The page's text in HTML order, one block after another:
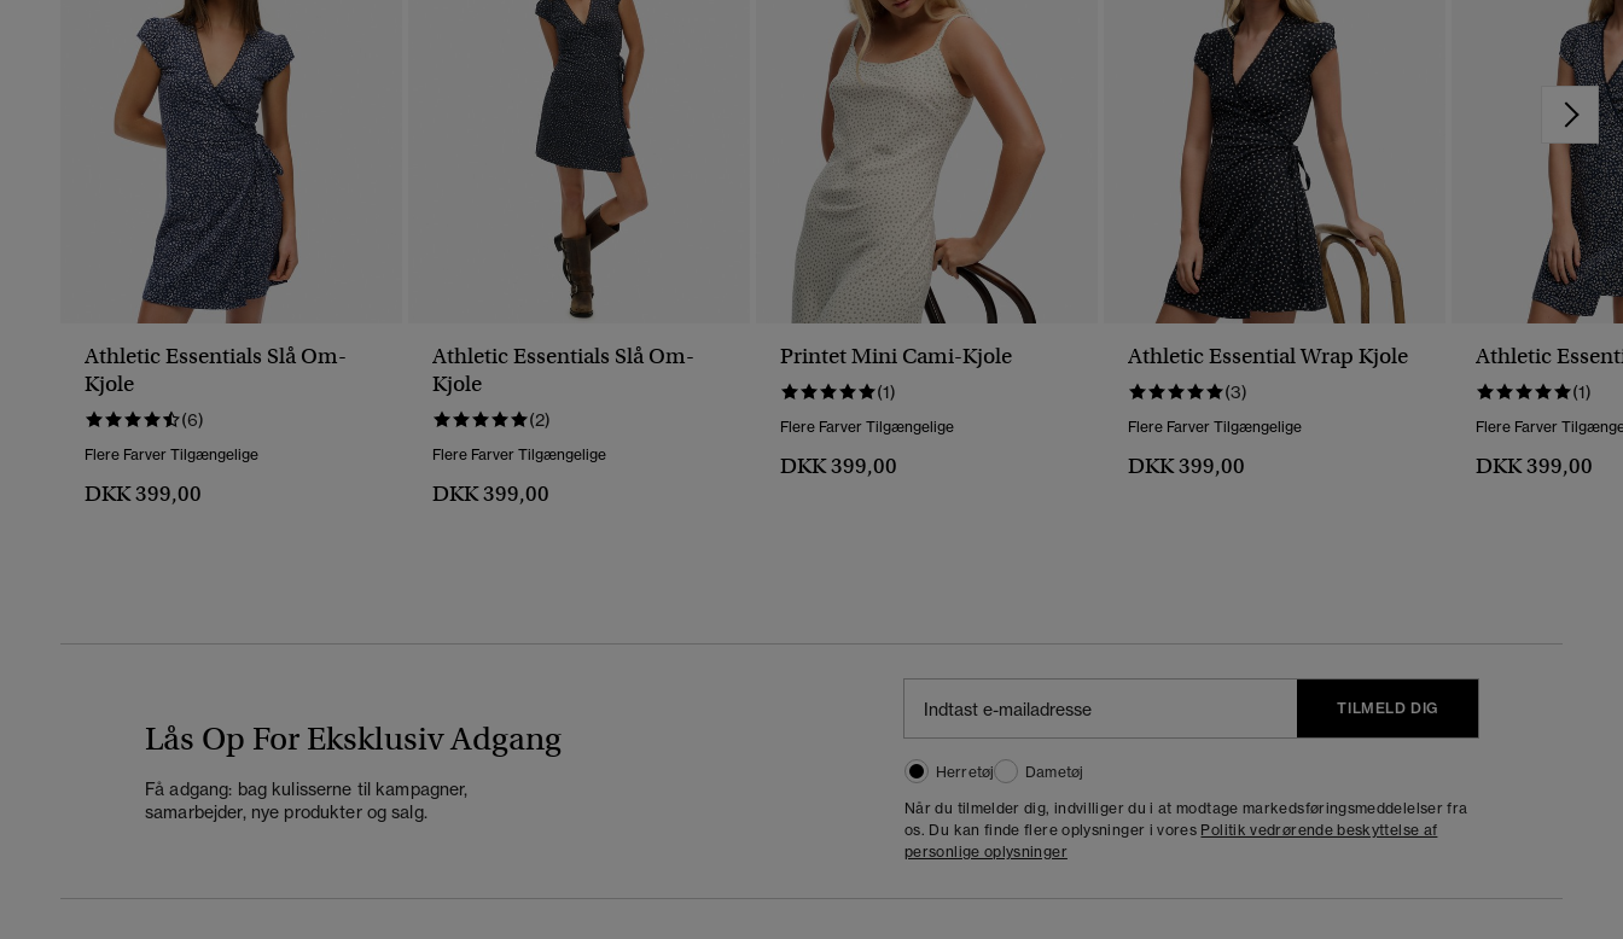
Athletic Essentials Slå Om-
Kjole
(6)
Flere Farver Tilgængelige
DKK 399,00
Athletic Essentials Slå Om-
Kjole
(2)
Flere Farver Tilgængelige
DKK 399,00
Printet Mini Cami-Kjole
(1)
Flere Farver Tilgængelige
DKK 399,00
Athletic Essential Wrap Kjole
(3)
Flere Farver Tilgængelige
DKK 399,00
Athletic
(1)
Flere Farver
DKK 399,00
Lås Op For Eksklusiv Adgang
Få adgang: bag kulisserne til kampagner,
samarbejder, nye produkter og salg.
TILMELD DIG
Herretøj
Dametøj
Når du tilmelder dig, indvilliger du i at modtage markedsføringsmeddelelser fra
os. Du kan finde flere oplysninger i vores Politik vedrørende beskyttelse af
personlige oplysninger